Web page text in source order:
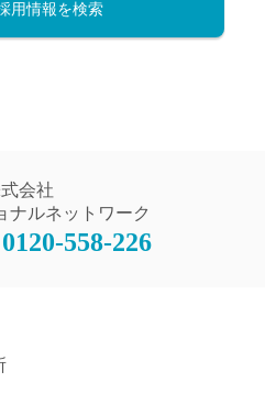
用情報を検索
会社
ナルネットワーク
0120-558-226